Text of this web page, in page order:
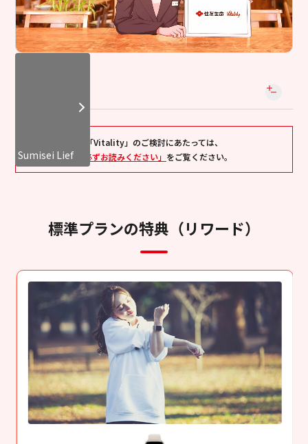
Sumisei Lief
健康への取組みをサポートする3つのステップ
Vitalityアプリ等でオンラインチェックを実施したり、健
康診断の結果をアップロードすることでポイントを獲得
オンライン
チェック
Vitality
健康診断
02 健康状態を改善する
いつもより少し多く歩くことを心がけるなど、日常生活
「Vitality」のご検討にあたっては、
「必ずお読みください」 をご覧ください。
標準プランの特典（リワード）